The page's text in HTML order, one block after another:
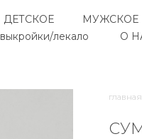
ДЕТСКОЕ МУЖСКОЕ
выкройки/лекало
О
главная